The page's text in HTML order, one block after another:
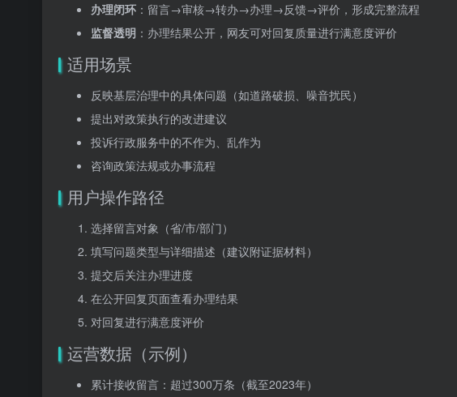
办理闭环 ：留言→审核→转办→办理→反馈→评价，形成完整流程
监督透明 ：办理结果公开，网友可对回复质量进行满意度评价
适用场景
反映基层治理中的具体问题（如道路破损、噪音扰民）
提出对政策执行的改进建议
投诉行政服务中的不作为、乱作为
咨询政策法规或办事流程
用户操作路径
选择留言对象（省/市/部门）
填写问题类型与详细描述（建议附证据材料）
提交后关注办理进度
在公开回复页面查看办理结果
对回复进行满意度评价
运营数据（示例）
累计接收留言：超过300万条（截至2023年）